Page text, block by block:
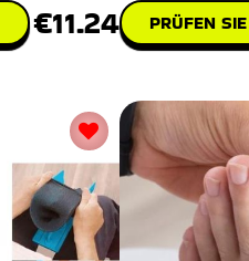
€11.24 PRÜFEN